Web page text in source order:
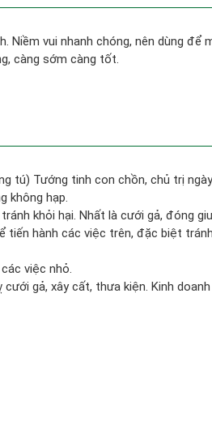
Niềm vui nhanh chóng, nên dùng để
càng sớm càng tốt.
tú) Tướng tinh con chồn, chủ trị
không hạp.
khỏi hại. Nhất là cưới gả, đóng
hành các việc trên, đặc biệt
việc nhỏ.
gả, xây cất, thưa kiện. Kinh